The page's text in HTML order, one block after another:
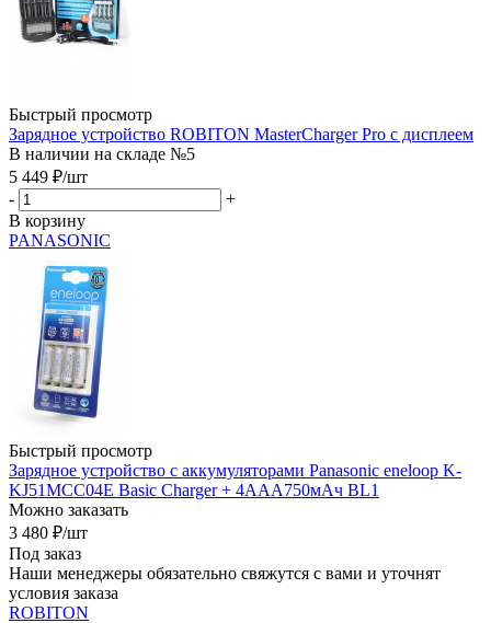
Быстрый просмотр
Зарядное устройство ROBITON MasterCharger Pro с дисплеем
В наличии на складе №5
5 449 ₽/шт
-
+
В корзину
PANASONIC
Быстрый просмотр
Зарядное устройство с аккумуляторами Panasonic eneloop K-
KJ51MCC04E Basic Charger + 4ААА750мАч BL1
Можно заказать
3 480 ₽/шт
Под заказ
Наши менеджеры обязательно свяжутся с вами и уточнят
условия заказа
ROBITON